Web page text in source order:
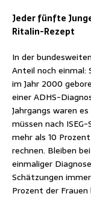
Jeder fünfte
Ritalin-Rezept
In der
Anteil noch einmal:
im Jahr 2000
einer ADHS-
Jahrgangs waren
müssen nach
mehr als 10
rechnen. Bleiben
einmaliger
Schätzungen
Prozent der